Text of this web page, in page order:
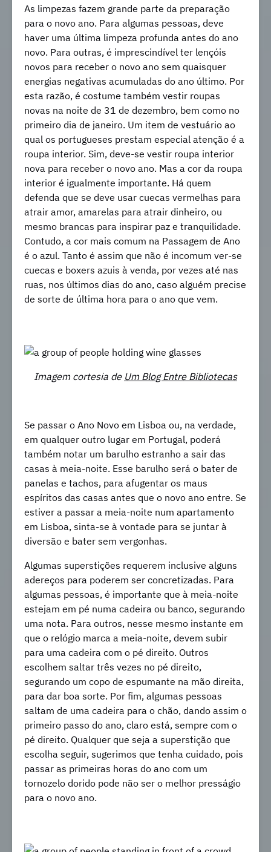
As limpezas fazem grande parte da preparação
para o novo ano. Para algumas pessoas, deve
haver uma última limpeza profunda antes do ano
novo. Para outras, é imprescindível ter lençóis
novos para receber o novo ano sem quaisquer
energias negativas acumuladas do ano último. Por
esta razão, é costume também vestir roupas
novas na noite de 31 de dezembro, bem como no
primeiro dia de janeiro. Um item de vestuário ao
qual os portugueses prestam especial atenção é a
roupa interior. Sim, deve-se vestir roupa interior
nova para receber o novo ano. Mas a cor da roupa
interior é igualmente importante. Há quem
defenda que se deve usar cuecas vermelhas para
atrair amor, amarelas para atrair dinheiro, ou
mesmo brancas para inspirar paz e tranquilidade.
Contudo, a cor mais comum na Passagem de Ano
é o azul. Tanto é assim que não é incomum ver-se
cuecas e boxers azuis à venda, por vezes até nas
ruas, nos últimos dias do ano, caso alguém precise
de sorte de última hora para o ano que vem.
Imagem cortesia de Um Blog Entre Bibliotecas
Se passar o Ano Novo em Lisboa ou, na verdade,
em qualquer outro lugar em Portugal, poderá
também notar um barulho estranho a sair das
casas à meia-noite. Esse barulho será o bater de
panelas e tachos, para afugentar os maus
espíritos das casas antes que o novo ano entre. Se
estiver a passar a meia-noite num apartamento
em Lisboa, sinta-se à vontade para se juntar à
diversão e bater sem vergonhas.
Algumas superstições requerem inclusive alguns
adereços para poderem ser concretizadas. Para
algumas pessoas, é importante que à meia-noite
estejam em pé numa cadeira ou banco, segurando
uma nota. Para outros, nesse mesmo instante em
que o relógio marca a meia-noite, devem subir
para uma cadeira com o pé direito. Outros
escolhem saltar três vezes no pé direito,
segurando um copo de espumante na mão direita,
para dar boa sorte. Por fim, algumas pessoas
saltam de uma cadeira para o chão, dando assim o
primeiro passo do ano, claro está, sempre com o
pé direito. Qualquer que seja a superstição que
escolha seguir, sugerimos que tenha cuidado, pois
passar as primeiras horas do ano com um
tornozelo dorido pode não ser o melhor presságio
para o novo ano.